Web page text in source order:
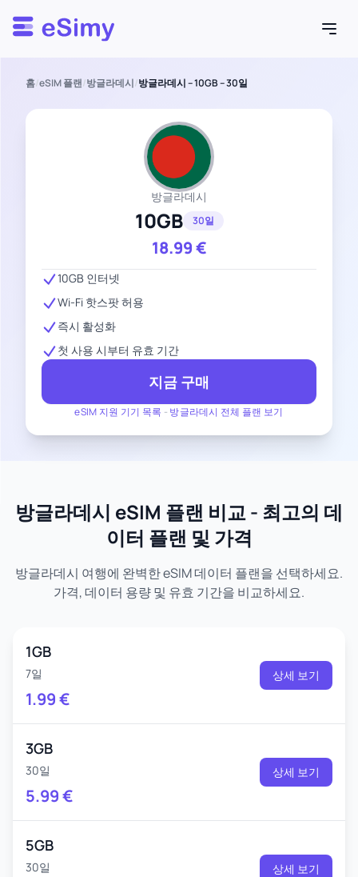
Esimy
홈/eSIM 플랜/방글라데시/방글라데시 – 10GB – 30일
방글라데시
10GB 30일
18.99€
eSIM 지원 기기 목록 - 방글라데시 전체 플랜 보기
10GB 인터넷
Wi-Fi 핫스팟 허용
즉시 활성화
첫 사용 시부터 유효 기간
지금 구매
방글라데시 eSIM 플랜 비교 - 최고의 데
이터 플랜 및 가격
방글라데시 여행에 완벽한 eSIM 데이터 플랜을 선택하세요.
가격, 데이터 용량 및 유효 기간을 비교하세요.
1GB
7일
1.99€
상세 보기
3GB
30일
5.99€
상세 보기
5GB
30일 상세 보기